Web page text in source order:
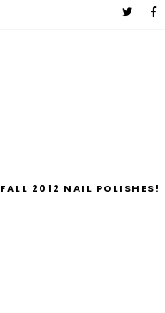
FALL 2012 NAIL POLISHES!